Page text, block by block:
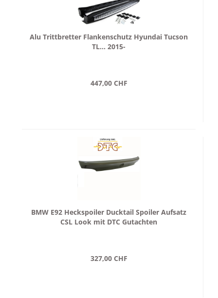
Alu Trittbretter Flankenschutz Hyundai Tucson
TL... 2015-
447,00 CHF
BMW E92 Heckspoiler Ducktail Spoiler Aufsatz
CSL Look mit DTC Gutachten
327,00 CHF